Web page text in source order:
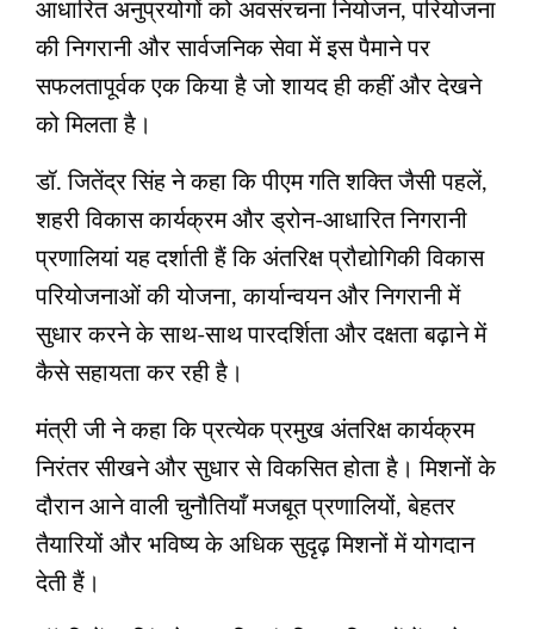
आधारित अनुप्रयोगों को अवसंरचना नियोजन, परियोजना
की निगरानी और सार्वजनिक सेवा में इस पैमाने पर
सफलतापूर्वक एक किया है जो शायद ही कहीं और देखने
को मिलता है।
डॉ. जितेंद्र सिंह ने कहा कि पीएम गति शक्ति जैसी पहलें,
शहरी विकास कार्यक्रम और ड्रोन-आधारित निगरानी
प्रणालियां यह दर्शाती हैं कि अंतरिक्ष प्रौद्योगिकी विकास
परियोजनाओं की योजना, कार्यान्वयन और निगरानी में
सुधार करने के साथ-साथ पारदर्शिता और दक्षता बढ़ाने में
कैसे सहायता कर रही है।
मंत्री जी ने कहा कि प्रत्येक प्रमुख अंतरिक्ष कार्यक्रम
निरंतर सीखने और सुधार से विकसित होता है। मिशनों के
दौरान आने वाली चुनौतियाँ मजबूत प्रणालियों, बेहतर
तैयारियों और भविष्य के अधिक सुदृढ़ मिशनों में योगदान
देती हैं।